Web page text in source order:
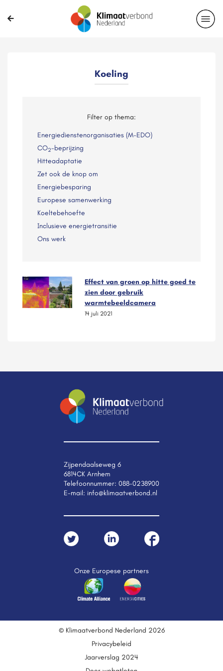
Koeling
Filter op thema:
Energiedienstenorganisaties (M-EDO)
CO2-beprijzing
Hitteadaptatie
Zet ook de knop om
Energiebesparing
Europese samenwerking
Koeltebehoefte
Inclusieve energietransitie
Ons werk
Effect van groen op hitte goed te
zien door gebruik
warmtebeeldcamera
14 juli 2021
Zijpendaalseweg 6
6814CK Arnhem
Telefoonnummer: 088-0238900
E-mail: info@klimaatverbond.nl
Onze Europese partners
© Klimaatverbond Nederland 2026
Privacybeleid
Jaarverslag 2024